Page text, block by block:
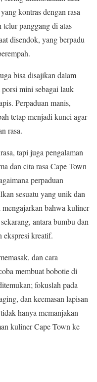
kontras dengan rasa
panggang di atas
disendok, yang berpadu
bisa disajikan dalam
mini sebagai lauk
Perpaduan manis,
tetap menjadi kunci agar
rasa.
tapi juga pengalaman
dan cita rasa Cape Town
perpaduan
sesuatu yang unik dan
bahwa kuliner
antara bumbu dan
ekspresi kreatif.
dan cara
membuat bobotie di
fokuslah pada
dan keemasan lapisan
hanya memanjakan
kuliner Cape Town ke